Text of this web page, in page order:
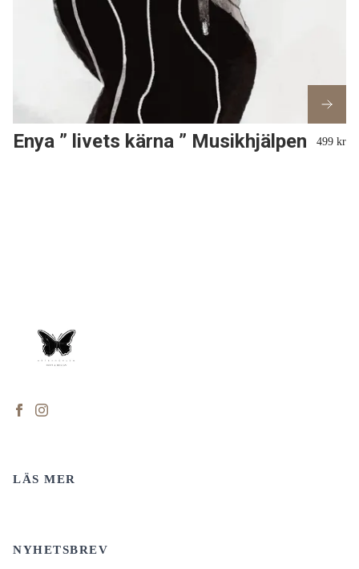
Enya ” livets kärna ” Musikhjälpen 499 kr
LÄS MER
NYHETSBREV